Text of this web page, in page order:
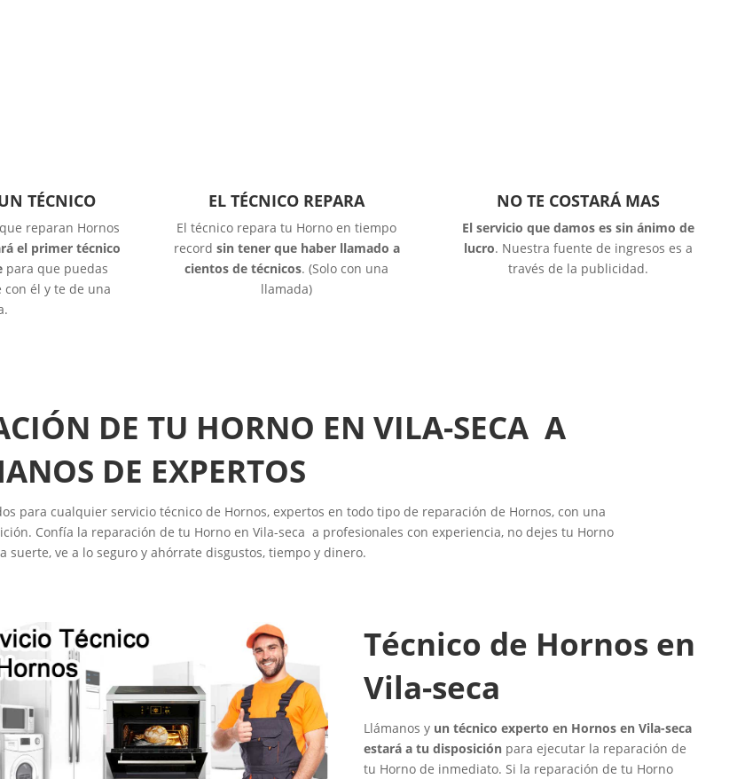
TÉCNICO
reparan Hornos
el primer técnico
para que puedas
él y te de una
EL TÉCNICO REPARA
El técnico repara tu Horno en tiempo
record sin tener que haber llamado a
cientos de técnicos. (Solo con una
llamada)
NO TE COSTARÁ MAS
El servicio que damos es sin ánimo de
lucro. Nuestra fuente de ingresos es a
través de la publicidad.
DE TU HORNO EN VILA-SECA A
DE EXPERTOS
para cualquier servicio técnico de Hornos, expertos en todo tipo de reparación de Hornos, con una
Confía la reparación de tu Horno en Vila-seca a profesionales con experiencia, no dejes tu Horno
suerte, ve a lo seguro y ahórrate disgustos, tiempo y dinero.
Técnico de Hornos en
Vila-seca
Llámanos y un técnico experto en Hornos en Vila-seca
estará a tu disposiciónpara ejecutar la reparación de
tu Horno de inmediato. Si la reparación de tu Horno